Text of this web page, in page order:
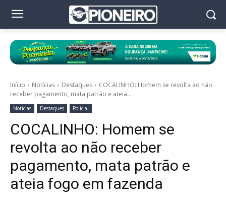
Início Notícias Destaques
COCALINHO: Homem se revolta ao não
receber pagamento, mata patrão e ateia...
Notícias Destaques Policial
COCALINHO: Homem se
revolta ao não receber
pagamento, mata patrão e
ateia fogo em fazenda